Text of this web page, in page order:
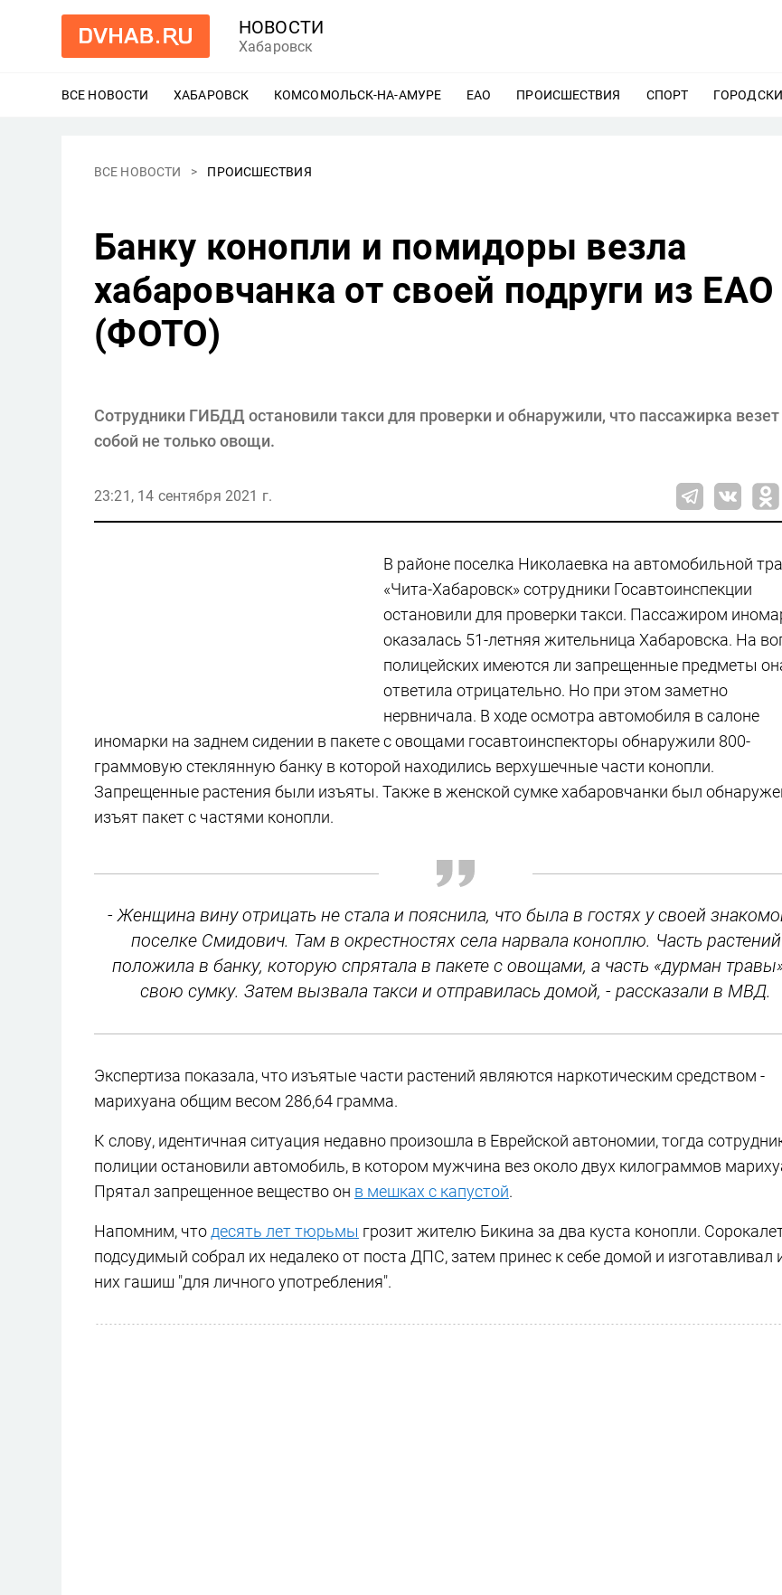
НОВОСТИ
Хабаровск
ВСЕ НОВОСТИ ХАБАРОВСК ЕЩЕ
КОМСОМОЛЬСК-НА-АМУРЕ ЕЩЕ
ЕАО ЕЩЕ
ПРОИСШЕСТВИЯ ЕЩЕ
СПОРТ ЕЩЕ
ВСЕ НОВОСТИ ПРОИСШЕСТВИЯ
Банку конопли и помидоры везла
хабаровчанка от своей подруги из ЕАО
(ФОТО)
Сотрудники ГИБДД остановили такси для проверки и обнаружили, что пассажирка везет
собой не только овощи.
23:21, 14 сентября 2021 г.
В районе поселка Николаевка на автомобильной
«Чита-Хабаровск» сотрудники Госавтоинспекции
остановили для проверки такси. Пассажиром
оказалась 51-летняя жительница Хабаровска. На
полицейских имеются ли запрещенные предметы
ответила отрицательно. Но при этом заметно
нервничала. В ходе осмотра автомобиля в салоне
иномарки на заднем сидении в пакете с овощами госавтоинспекторы обнаружили 800-
граммовую стеклянную банку в которой находились верхушечные части конопли.
Запрещенные растения были изъяты. Также в женской сумке хабаровчанки был
изъят пакет с частями конопли.
- Женщина вину отрицать не стала и пояснила, что была в гостях у своей
поселке Смидович. Там в окрестностях села нарвала коноплю. Часть растений
положила в банку, которую спрятала в пакете с овощами, а часть «дурман
свою сумку. Затем вызвала такси и отправилась домой, - рассказали в МВД.
Экспертиза показала, что изъятые части растений являются наркотическим средством -
марихуана общим весом 286,64 грамма.
К слову, идентичная ситуация недавно произошла в Еврейской автономии, тогда
полиции остановили автомобиль, в котором мужчина вез около двух килограммов
Прятал запрещенное вещество он в мешках с капустой.
Напомним, что десять лет тюрьмы грозит жителю Бикина за два куста конопли.
подсудимый собрал их недалеко от поста ДПС, затем принес к себе домой и изготавливал
них гашиш "для личного употребления".